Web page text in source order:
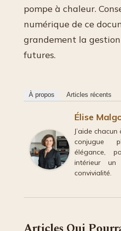
pompe à chaleur.
numérique de ce
grandement la
futures.
À propos Articles récents
Élise
J’aide
conjugue
élégance,
intérieur
convivialité.